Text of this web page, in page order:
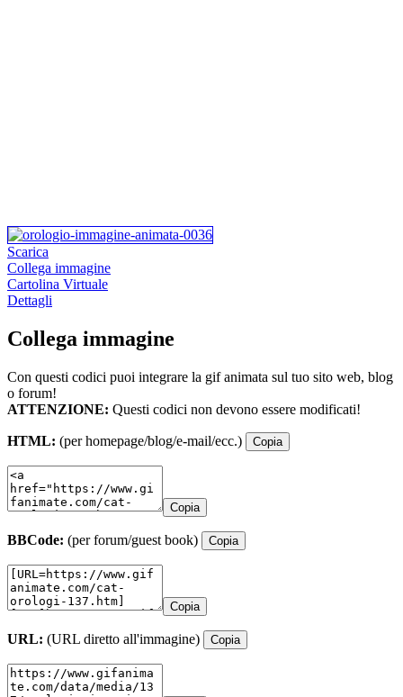
Scarica
Collega immagine
Cartolina Virtuale
Dettagli
Collega immagine
Con questi codici puoi integrare la gif animata sul tuo sito web, blog
o forum!
ATTENZIONE: Questi codici non devono essere modificati!
HTML: (per homepage/blog/e-mail/ecc.) Copia
Copia
BBCode: (per forum/guest book) Copia
Copia
URL: (URL diretto all'immagine) Copia